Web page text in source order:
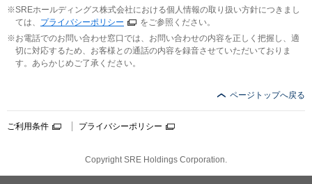
SREホールディングス株式会社における個人情報の取り扱い方針につきまし
ては、 プライバシーポリシー
をご参照ください。
お電話でのお問い合わせ窓口では、お問い合わせの内容を正しく把握し、適
切に対応するため、お客様との通話の内容を録音させていただいておりま
す。あらかじめご了承ください。
ページトップへ戻る
ご利用条件 プライバシーポリシー
Copyright SRE Holdings Corporation.